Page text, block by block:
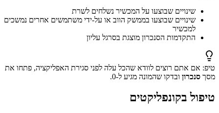
שינויים שבוצעו על המכשיר נשלחים לשרת
שינויים שבוצעו בממשק הווב או על-ידי משתמשים אחרים נמשכים
למכשיר
התקדמות הסנכרון מוצגת בסרגל עליון
טיפ: אם אתם רוצים לוודא שהכל עלה לפני סגירת האפליקציה, פתחו את
מסך סנכרון ובדקו שהמונה מגיע ל-0.
טיפול בקונפליקטים